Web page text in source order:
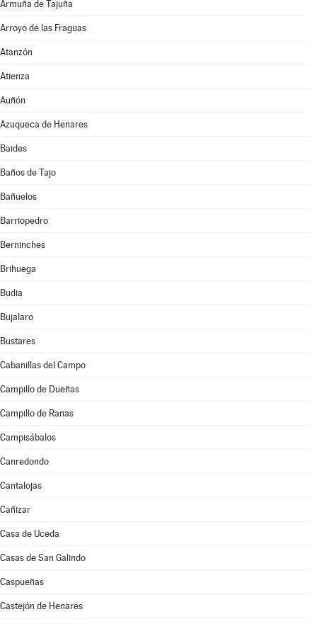
Armuña de Tajuña
Arroyo de las Fraguas
Atanzón
Atienza
Auñón
Azuqueca de Henares
Baides
Baños de Tajo
Bañuelos
Barriopedro
Berninches
Brihuega
Budia
Bujalaro
Bustares
Cabanillas del Campo
Campillo de Dueñas
Campillo de Ranas
Campisábalos
Canredondo
Cantalojas
Cañizar
Casa de Uceda
Casas de San Galindo
Caspueñas
Castejón de Henares